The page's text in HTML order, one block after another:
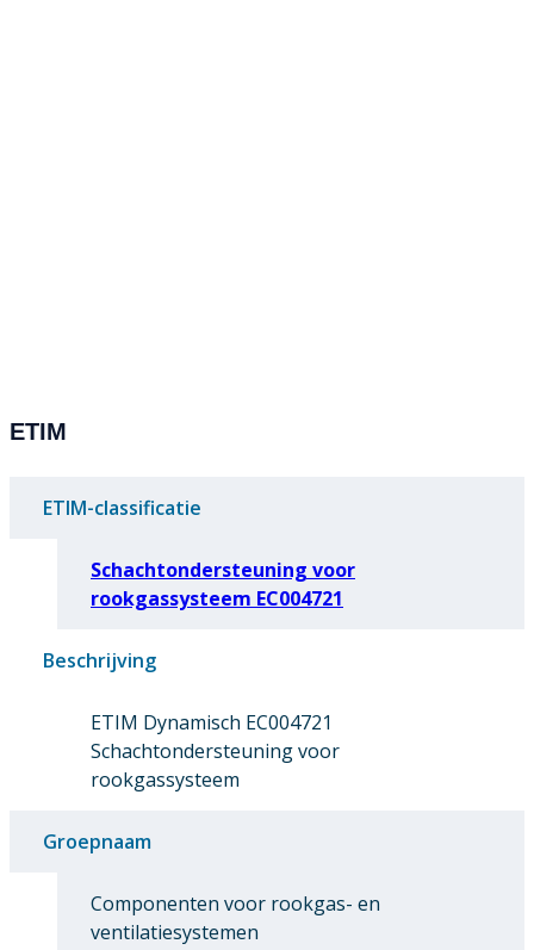
ETIM
ETIM-classificatie
Schachtondersteuning voor
rookgassysteem EC004721
Beschrijving
ETIM Dynamisch EC004721
Schachtondersteuning voor
rookgassysteem
Groepnaam
Componenten voor rookgas- en
ventilatiesystemen